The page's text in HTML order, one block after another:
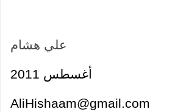
علي هشام
أغسطس 2011
AliHishaam@gmail.com